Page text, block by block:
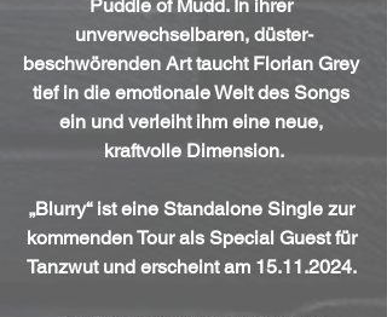
Puddle of Mudd. In ihrer
unverwechselbaren, düster-
beschwörenden Art taucht Florian Grey
tief in die emotionale Welt des Songs
ein und verleiht ihm eine neue,
kraftvolle Dimension.
„Blurry“ ist eine Standalone Single zur
kommenden Tour als Special Guest für
Tanzwut und erscheint am 15.11.2024.